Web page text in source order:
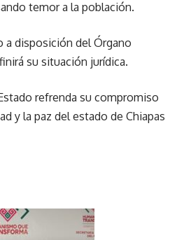
temor a la población.
a disposición del Órgano
su situación jurídica.
refrenda su compromiso
y la paz del estado de Chiapas